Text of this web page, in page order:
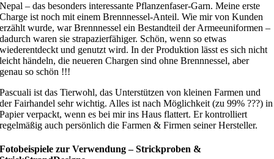
Nepal – das besonders interessante Pflanzenfaser-Garn. Meine erste
Charge ist noch mit einem Brennnessel-Anteil. Wie mir von Kunden
erzählt wurde, war Brennnessel ein Bestandteil der Armeeuniformen –
dadurch waren sie strapazierfähiger. Schön, wenn so etwas
wiederentdeckt und genutzt wird. In der Produktion lässt es sich nicht
leicht händeln, die neueren Chargen sind ohne Brennnessel, aber
genau so schön !!!
Pascuali ist das Tierwohl, das Unterstützen von kleinen Farmen und
der Fairhandel sehr wichtig. Alles ist nach Möglichkeit (zu 99% ???) in
Papier verpackt, wenn es bei mir ins Haus flattert. Er kontrolliert
regelmäßig auch persönlich die Farmen & Firmen seiner Hersteller.
Fotobeispiele zurVerwendung –Strickproben &